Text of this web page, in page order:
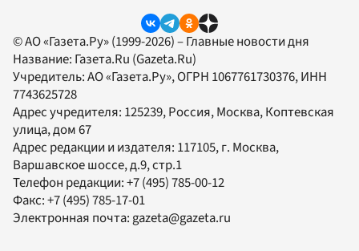
© АО «Газета.Ру» (1999-2026) – Главные новости дня
Название: Газета.Ru (Gazeta.Ru)
Учредитель:АО «Газета.Ру», ОГРН 1067761730376, ИНН
7743625728
Адрес учредителя: 125239, Россия, Москва, Коптевская
улица, дом 67
Адрес редакции и издателя: 117105, г. Москва,
Варшавское шоссе, д.9, стр.1
Телефон редакции:+7 (495) 785-00-12
Факс:+7 (495) 785-17-01
Электронная почта:gazeta@gazeta.ru